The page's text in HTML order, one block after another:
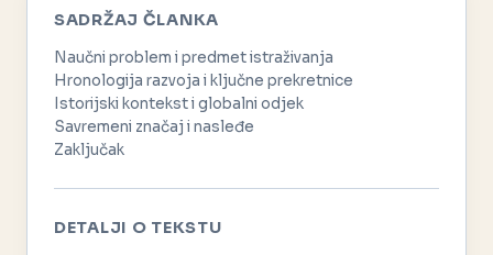
SADRŽAJ ČLANKA
Naučni problem i predmet istraživanja
Hronologija razvoja i ključne prekretnice
Istorijski kontekst i globalni odjek
Savremeni značaj i nasleđe
Zaključak
DETALJI O TEKSTU